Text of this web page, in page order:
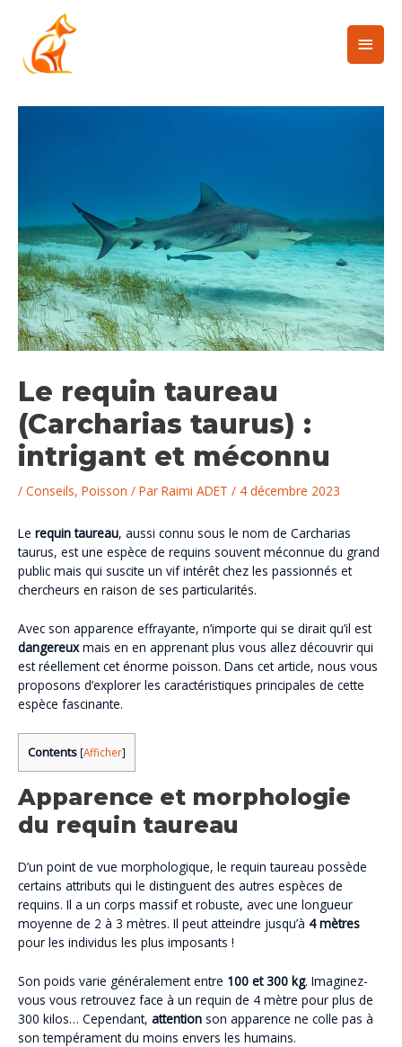
Le requin taureau
(Carcharias taurus) :
intrigant et méconnu
/ Conseils, Poisson / Par Raimi ADET / 4 décembre 2023
Le requin taureau, aussi connu sous le nom de Carcharias
taurus, est une espèce de requins souvent méconnue du grand
public mais qui suscite un vif intérêt chez les passionnés et
chercheurs en raison de ses particularités.
Avec son apparence effrayante, n’importe qui se dirait qu’il est
dangereuxmais en en apprenant plus vous allez découvrir qui
est réellement cet énorme poisson. Dans cet article, nous vous
proposons d’explorer les caractéristiques principales de cette
espèce fascinante.
Contents [Afficher]
Apparence et morphologie
du requin taureau
D’un point de vue morphologique, le requin taureau possède
certains attributs qui le distinguent des autres espèces de
requins. Il a un corps massif et robuste, avec une longueur
moyenne de 2 à 3 mètres. Il peut atteindre jusqu’à 4 mètres
pour les individus les plus imposants !
Son poids varie généralement entre 100 et 300 kg. Imaginez-
vous vous retrouvez face à un requin de 4 mètre pour plus de
300 kilos… Cependant, attention son apparence ne colle pas à
son tempérament du moins envers les humains.